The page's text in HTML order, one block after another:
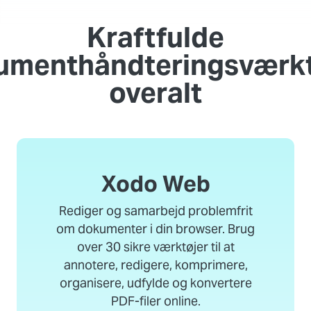
Kraftfulde
overalt
Xodo Web
Rediger og samarbejd problemfrit
om dokumenter i din browser. Brug
over 30 sikre værktøjer til at
annotere, redigere, komprimere,
organisere, udfylde og konvertere
PDF-filer online.